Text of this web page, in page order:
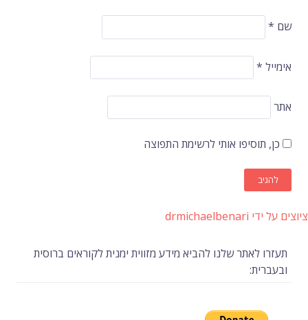
שם *
אימייל *
אתר
כן, תוסיפו אותי לרשימת התפוצה
ציוצים על ידי drmichaelbenari
תעזרו לאתר שלנו להביא מידע מזווית ימנית לקוראים ברוסית
ובעברית: